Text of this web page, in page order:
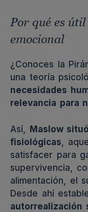
Por qué es
emocional
¿Conoces la
una teoría
necesidades
relevancia para
Así, Maslow
fisiológicas ,
satisfacer para
supervivencia,
alimentación, el
Desde ahí
autorrealización